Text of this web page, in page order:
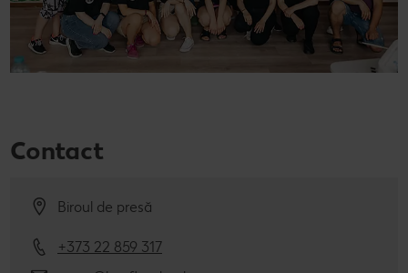
Contact
Biroul de presă
+373 22 859 317